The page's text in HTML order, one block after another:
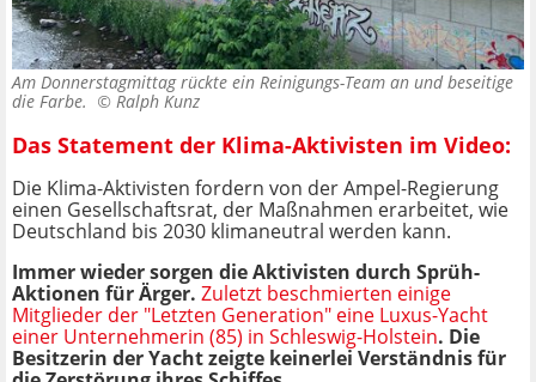
Am Donnerstagmittag rückte ein Reinigungs-Team an und beseitige
die Farbe. © Ralph Kunz
Das Statement der Klima-Aktivisten im Video:
Die Klima-Aktivisten fordern von der Ampel-Regierung
einen Gesellschaftsrat, der Maßnahmen erarbeitet, wie
Deutschland bis 2030 klimaneutral werden kann.
Immer wieder sorgen die Aktivisten durch Sprüh-
Aktionen für Ärger. Zuletzt beschmierten einige
Mitglieder der "Letzten Generation" eine Luxus-Yacht
einer Unternehmerin (85) in Schleswig-Holstein. Die
Besitzerin der Yacht zeigte keinerlei Verständnis für